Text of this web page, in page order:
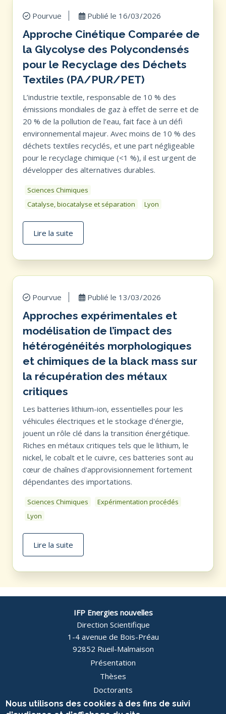
Pourvue Publié le 16/03/2026
Approche Cinétique Comparée de
la Glycolyse des Polycondensés
pour le Recyclage des Déchets
Textiles (PA/PUR/PET)
L’industrie textile, responsable de 10 % des
émissions mondiales de gaz à effet de serre et de
20 % de la pollution de l’eau, fait face à un défi
environnemental majeur. Avec moins de 10 % des
déchets textiles recyclés, et une part négligeable
pour le recyclage chimique (<1 %), il est urgent de
développer des alternatives durables.
Sciences Chimiques
Catalyse, biocatalyse et séparation
Lyon
Lire la suite
Pourvue Publié le 13/03/2026
Approches expérimentales et
modélisation de l’impact des
hétérogénéités morphologiques
et chimiques de la black mass sur
la récupération des métaux
critiques
Les batteries lithium-ion, essentielles pour les
véhicules électriques et le stockage d'énergie,
jouent un rôle clé dans la transition énergétique.
Riches en métaux critiques tels que le lithium, le
nickel, le cobalt et le cuivre, ces batteries sont au
cœur de chaînes d'approvisionnement fortement
dépendantes des importations.
Sciences Chimiques
Expérimentation procédés
Lyon
Lire la suite
IFP Energies nouvelles
Direction Scientifique
1-4 avenue de Bois-Préau
92852 Rueil-Malmaison
de
Présentation
Thèses
Doctorants
Actualités
Nous utilisons des cookies à des fins de suivi